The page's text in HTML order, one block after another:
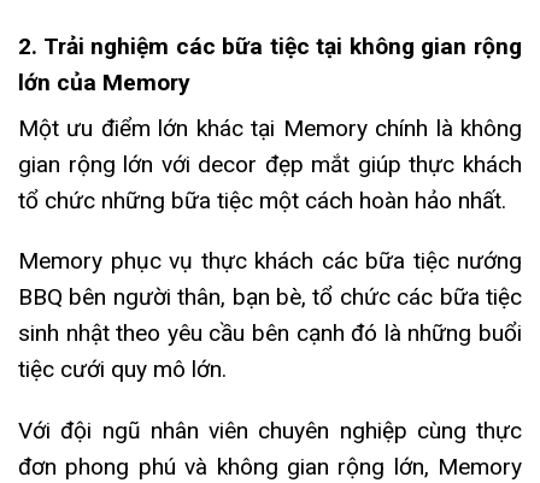
2. Trải nghiệm các bữa tiệc tại không gian rộng
lớn của Memory
Một ưu điểm lớn khác tại Memory chính là không
gian rộng lớn với decor đẹp mắt giúp thực khách
tổ chức những bữa tiệc một cách hoàn hảo nhất.
Memory phục vụ thực khách các bữa tiệc nướng
BBQ bên người thân, bạn bè, tổ chức các bữa tiệc
sinh nhật theo yêu cầu bên cạnh đó là những buổi
tiệc cưới quy mô lớn.
Với đội ngũ nhân viên chuyên nghiệp cùng thực
đơn phong phú và không gian rộng lớn, Memory